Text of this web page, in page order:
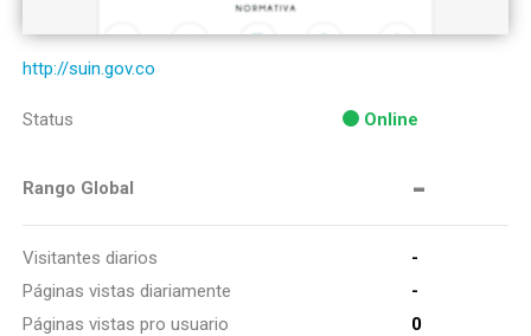
http://suin.gov.co
Status Online
Rango Global -
Visitantes diarios
-
Páginas vistas diariamente
-
Páginas vistas pro usuario
0